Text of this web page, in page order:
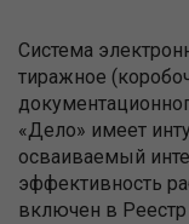
Система
тиражное
«Дело» имеет
осваиваемый
эффективность
включен в